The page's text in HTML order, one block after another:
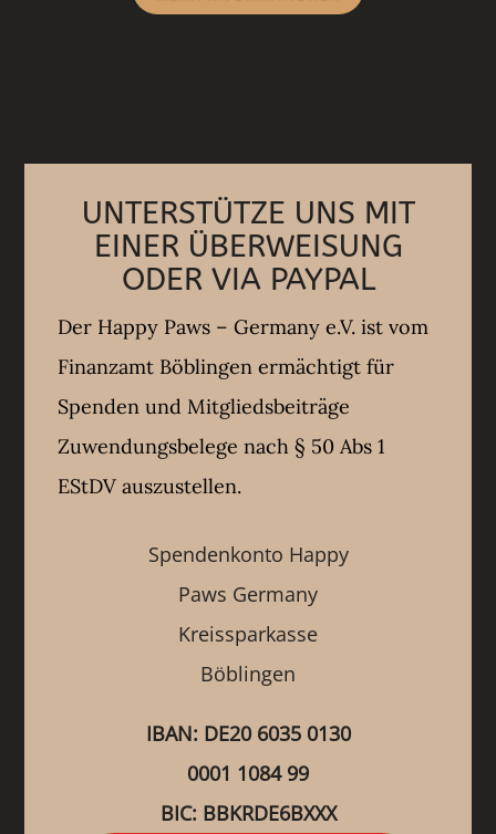
UNTERSTÜTZE UNS MIT
EINER ÜBERWEISUNG
ODER VIA PAYPAL
Der Happy Paws – Germany e.V. ist vom
Finanzamt Böblingen ermächtigt für
Spenden und Mitgliedsbeiträge
Zuwendungsbelege nach § 50 Abs 1
EStDV auszustellen.
Spendenkonto Happy
Paws Germany
Kreissparkasse
Böblingen
IBAN: DE20 6035 0130
0001 1084 99
BIC: BBKRDE6BXXX